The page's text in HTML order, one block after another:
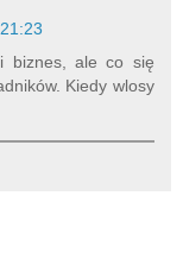
biznes, ale co się
Kiedy wlosy